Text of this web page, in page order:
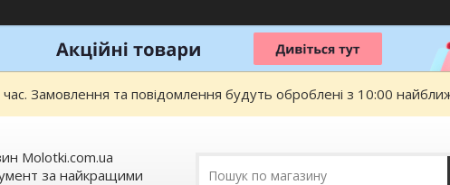
час. Замовлення та повідомлення будуть оброблені з 10:00
Molotki.com.ua
за найкращими